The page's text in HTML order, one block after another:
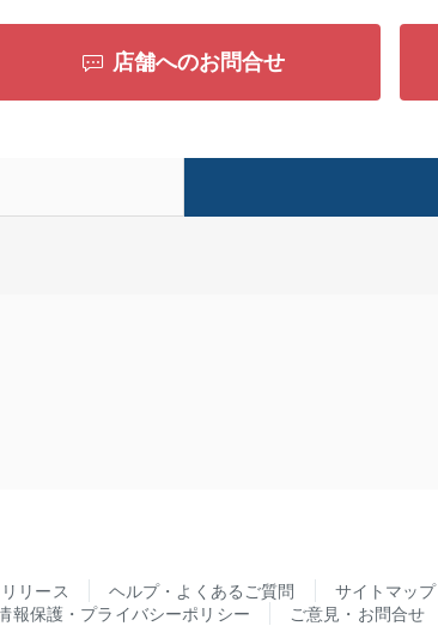
店舗へのお問合せ
リース ヘルプ・よくあるご質問 サイトマップ
報保護・プライバシーポリシー ご意見・お問合せ